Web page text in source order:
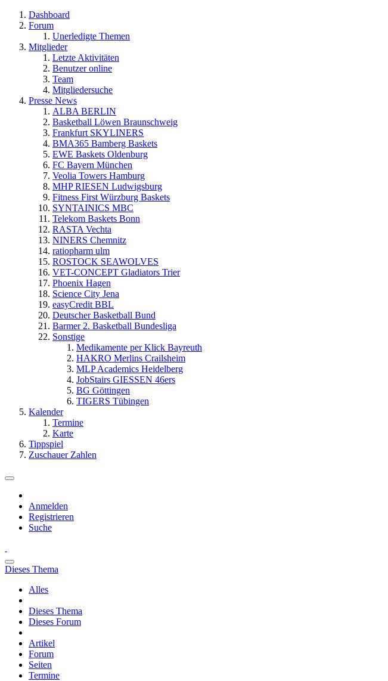
Dashboard
Forum
Unerledigte Themen
Mitglieder
Letzte Aktivitäten
Benutzer online
Team
Mitgliedersuche
Presse News
ALBA BERLIN
Basketball Löwen Braunschweig
Frankfurt SKYLINERS
BMA365 Bamberg Baskets
EWE Baskets Oldenburg
FC Bayern München
Veolia Towers Hamburg
MHP RIESEN Ludwigsburg
Fitness First Würzburg Baskets
SYNTAINICS MBC
Telekom Baskets Bonn
RASTA Vechta
NINERS Chemnitz
ratiopharm ulm
ROSTOCK SEAWOLVES
VET-CONCEPT Gladiators Trier
Phoenix Hagen
Science City Jena
easyCredit BBL
Deutscher Basketball Bund
Barmer 2. Basketball Bundesliga
Sonstige
Medikamente per Klick Bayreuth
HAKRO Merlins Crailsheim
MLP Academics Heidelberg
JobStairs GIESSEN 46ers
BG Göttingen
TIGERS Tübingen
Kalender
Termine
Karte
Tippspiel
Zuschauer Zahlen
Anmelden
Registrieren
Suche
Dieses Thema
Alles
Dieses Thema
Dieses Forum
Artikel
Forum
Seiten
Termine